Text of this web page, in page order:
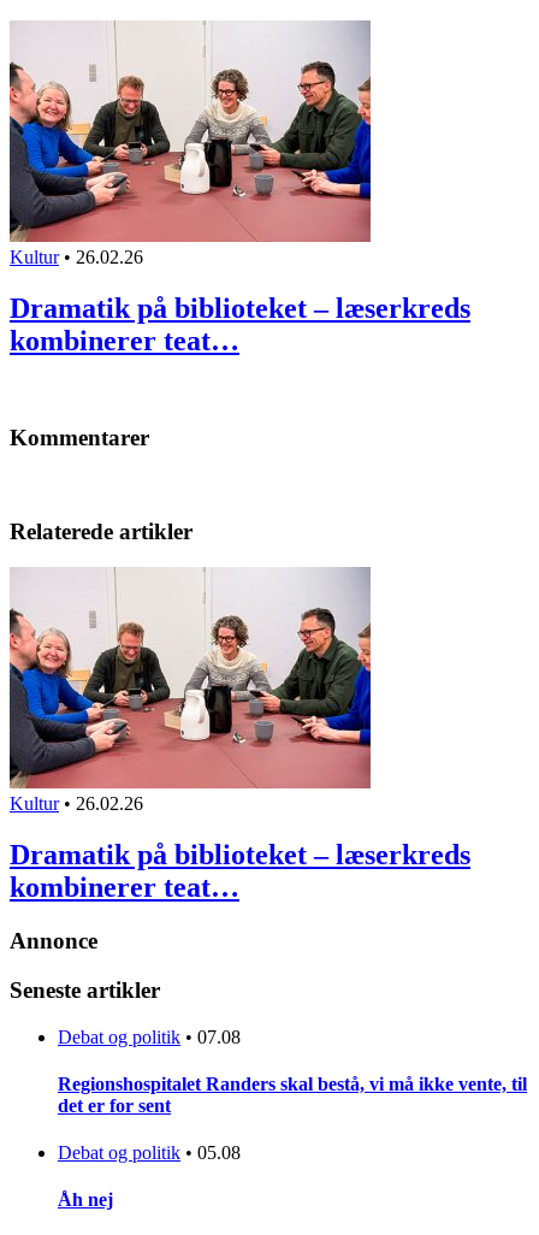
Kultur • 26.02.26
Dramatik på biblioteket – læserkreds
kombinerer teat…
Kommentarer
Relaterede artikler
Kultur • 26.02.26
Dramatik på biblioteket – læserkreds
kombinerer teat…
Annonce
Seneste artikler
Debat og politik • 07.08
Regionshospitalet Randers skal bestå, vi må ikke vente, til
det er for sent
Debat og politik • 05.08
Åh nej